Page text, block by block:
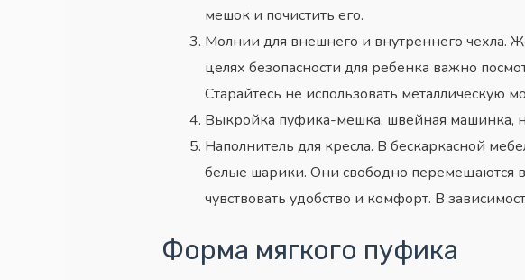
мешок и почистить его.
Молнии для внешнего и внутреннего чехла.
целях безопасности для ребенка важно
Старайтесь не использовать металлическую
Выкройка пуфика-мешка, швейная машинка,
Наполнитель для кресла. В бескаркасной
белые шарики. Они свободно перемещаются
чувствовать удобство и комфорт. В
Форма мягкого пуфика